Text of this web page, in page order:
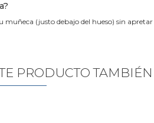
muñeca (justo debajo del hueso) sin
PRODUCTO